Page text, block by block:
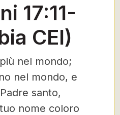
17:11-
CEI)
nel mondo;
nel mondo, e
santo,
nome coloro